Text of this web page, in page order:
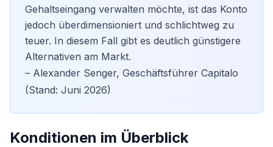
Gehaltseingang verwalten möchte, ist das Konto
jedoch überdimensioniert und schlichtweg zu
teuer. In diesem Fall gibt es deutlich günstigere
Alternativen am Markt.
– Alexander Senger, Geschäftsführer Capitalo
(Stand: Juni 2026)
Konditionen im Überblick